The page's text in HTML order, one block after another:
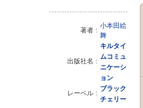
著者
小本田絵
舞
出版社名
キルタイ
ムコミュ
ニケーシ
ョン
レーベル
ブラック
チェリー